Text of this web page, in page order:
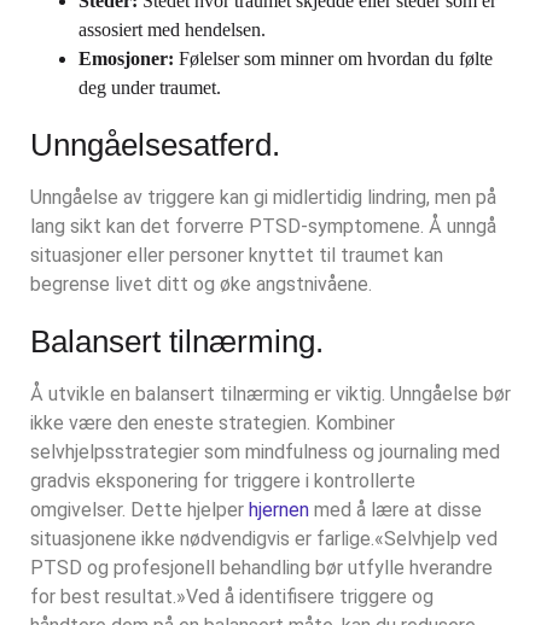
assosiert med hendelsen.
Emosjoner: Følelser som minner om hvordan du følte
deg under traumet.
Unngåelsesatferd.
Unngåelse av triggere kan gi midlertidig lindring, men på
lang sikt kan det forverre PTSD-symptomene. Å unngå
situasjoner eller personer knyttet til traumet kan
begrense livet ditt og øke angstnivåene.
Balansert tilnærming.
Å utvikle en balansert tilnærming er viktig. Unngåelse bør
ikke være den eneste strategien. Kombiner
selvhjelpsstrategier som mindfulness og journaling med
gradvis eksponering for triggere i kontrollerte
omgivelser. Dette hjelper hjernen med å lære at disse
situasjonene ikke nødvendigvis er farlige.«Selvhjelp ved
PTSD og profesjonell behandling bør utfylle hverandre
for best resultat.»Ved å identifisere triggere og